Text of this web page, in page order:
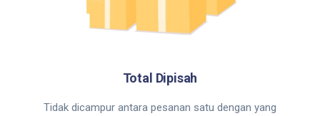
Total Dipisah
Tidak dicampur antara pesanan satu dengan yang